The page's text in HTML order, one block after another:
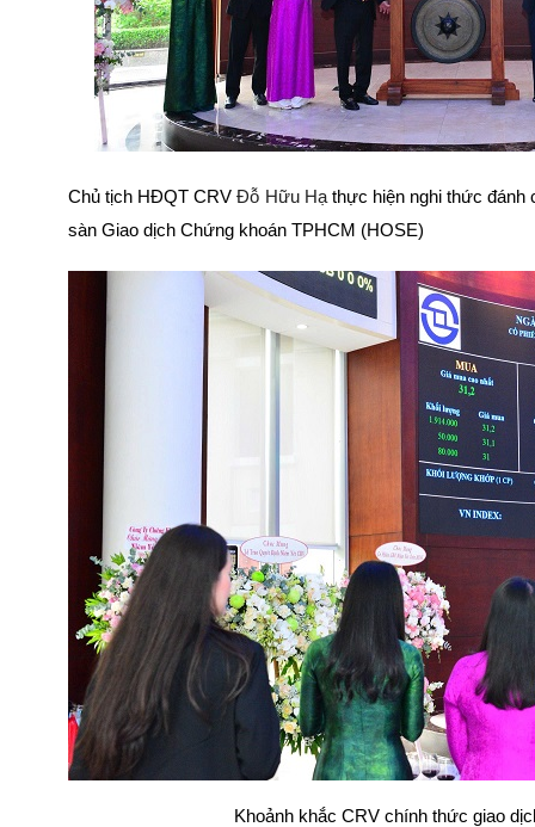
Chủ tịch HĐQT CRVĐỗ Hữu Hạthực hiện nghi thức đánh
sàn Giao dịch Chứng khoán TPHCM (HOSE)
Khoảnh khắc CRV chính thức giao